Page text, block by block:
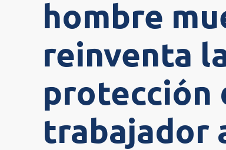
hombre
reinventa
protección
trabajador